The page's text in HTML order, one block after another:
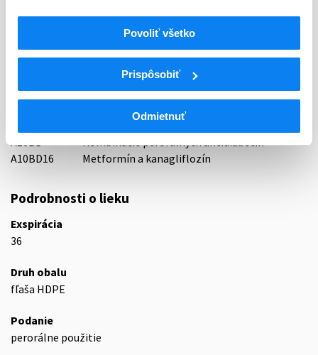
Povoliť všetko
Prispôsobiť
Odmietnuť
18 - ANTIDIABETICA (VRÁTANE INZULÍNU)
ATC
TRÁVIACI TRAKT A METABOLIZMUS
A10
ANTIDIABETIKÁ
Liečivá znižujúce hladinu glukózy v krvi s
A10BD
Kombinácie perorálnych antidiabetík
A10BD16
Metformín a kanagliflozín
Podrobnosti o lieku
Exspirácia
36
Druh obalu
fľaša HDPE
Podanie
perorálne použitie